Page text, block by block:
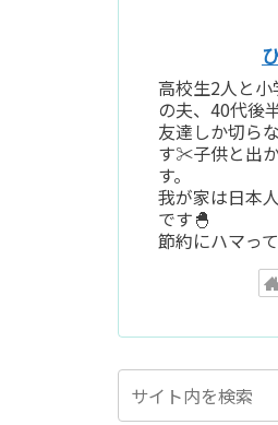
高校生2人と
の夫、40代後
友達しか切ら
す✂️子供と出
す。
我が家は日本
です🐣
節約にハマって